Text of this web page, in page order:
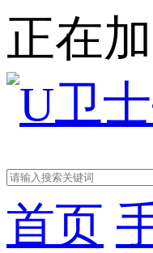
正在
首页